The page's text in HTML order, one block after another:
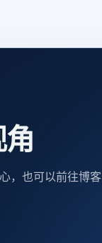
，也可以前往博